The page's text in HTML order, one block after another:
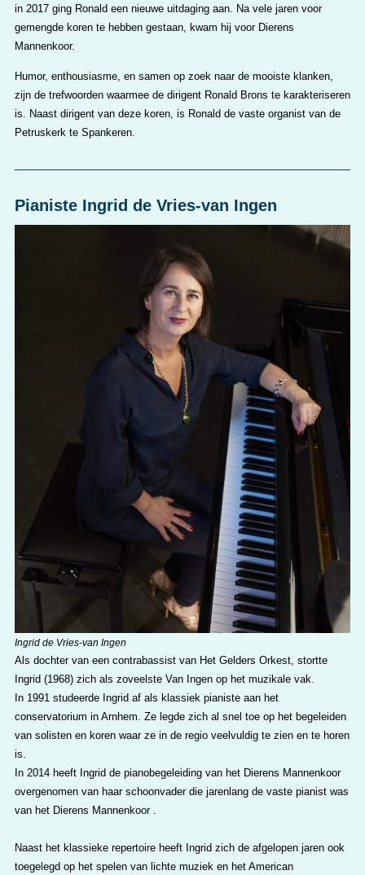
in 2017 ging Ronald een nieuwe uitdaging aan. Na vele jaren voor
gemengde koren te hebben gestaan, kwam hij voor Dierens
Mannenkoor.
Humor, enthousiasme, en samen op zoek naar de mooiste klanken,
zijn de trefwoorden waarmee de dirigent Ronald Brons te karakteriseren
is. Naast dirigent van deze koren, is Ronald de vaste organist van de
Petruskerk te Spankeren.
Pianiste Ingrid de Vries-van Ingen
Ingrid de Vries-van Ingen
Als dochter van een contrabassist van Het Gelders Orkest, stortte
Ingrid (1968) zich als zoveelste Van Ingen op het muzikale vak.
In 1991 studeerde Ingrid af als klassiek pianiste aan het
conservatorium in Arnhem. Ze legde zich al snel toe op het begeleiden
van solisten en koren waar ze in de regio veelvuldig te zien en te horen
is.
In 2014 heeft Ingrid de pianobegeleiding van het Dierens Mannenkoor
overgenomen van haar schoonvader die jarenlang de vaste pianist was
van het Dierens Mannenkoor .
Naast het klassieke repertoire heeft Ingrid zich de afgelopen jaren ook
toegelegd op het spelen van lichte muziek en het American